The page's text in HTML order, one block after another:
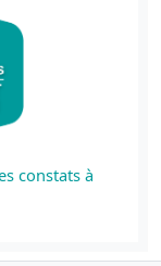
constats à